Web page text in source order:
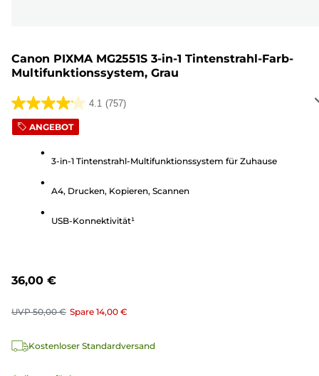
Canon PIXMA MG2551S 3-in-1 Tintenstrahl-Farb-
Multifunktionssystem, Grau
4.1 (757)
4.1
von
Sternen.
Bewertungen
ANGEBOT
3-in-1 Tintenstrahl-Multifunktionssystem für Zuhause
A4, Drucken, Kopieren, Scannen
USB-Konnektivität¹
36,00 €
UVP50,00 € Spare 14,00 €
Kostenloser Standardversand